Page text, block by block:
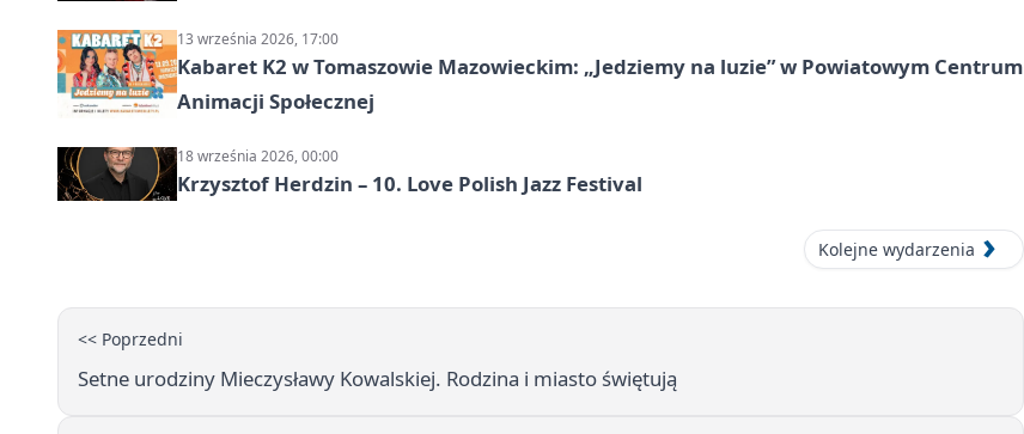
13 września 2026, 17:00
Kabaret K2 w Tomaszowie Mazowieckim: „Jedziemy na luzie” w Powiatowym Centrum
Animacji Społecznej
18 września 2026, 00:00
Krzysztof Herdzin – 10. Love Polish Jazz Festival
Kolejne wydarzenia
<< Poprzedni
Setne urodziny Mieczysławy Kowalskiej. Rodzina i miasto świętują